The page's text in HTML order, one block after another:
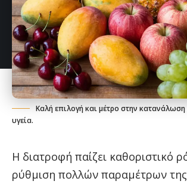
Καλή επιλογή και μέτρο στην
υγεία.
Η διατροφή παίζει καθοριστικό
ρύθμιση πολλών παραμέτρων της